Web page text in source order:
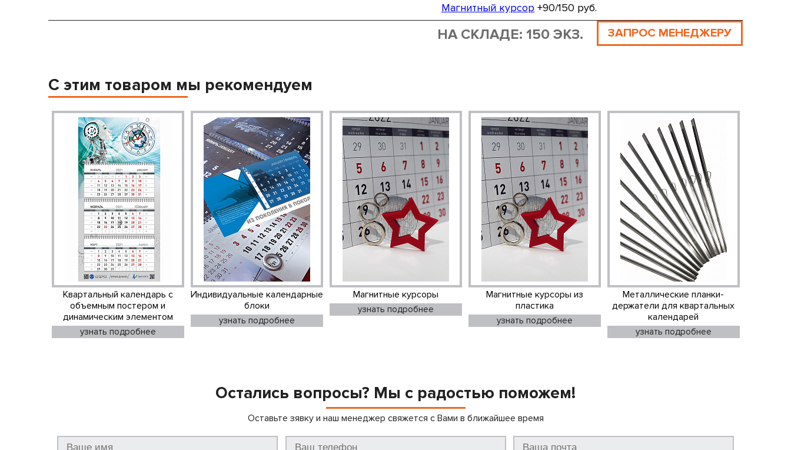
Магнитный курсор +90/150 руб.
ЗАПРОС МЕНЕДЖЕРУ
НА СКЛАДЕ: 150 ЭКЗ.
С этим товаром мы рекомендуем
Квартальный календарь с
объемным постером и
динамическим элементом
узнать подробнее
Индивидуальные календарные
блоки
узнать подробнее
Магнитные курсоры
узнать подробнее
Магнитные курсоры из
пластика
узнать подробнее
Металлические планки-
держатели для квартальных
календарей
узнать подробнее
Остались вопросы? Мы с радостью поможем!
Оставьте зявку и наш менеджер свяжется с Вами в ближайшее время